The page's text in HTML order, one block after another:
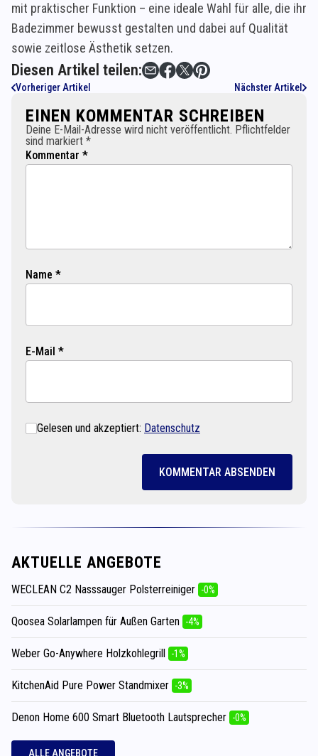
mit praktischer Funktion – eine ideale Wahl für alle, die ihr
Badezimmer bewusst gestalten und dabei auf Qualität
sowie zeitlose Ästhetik setzen.
Diesen Artikel teilen:
Vorheriger Artikel Nächster Artikel
EINEN KOMMENTAR SCHREIBEN
Deine E-Mail-Adresse wird nicht veröffentlicht. Pflichtfelder
sind markiert *
Kommentar *
Name *
E-Mail *
Gelesen und akzeptiert: Datenschutz
KOMMENTAR ABSENDEN
AKTUELLE ANGEBOTE
WECLEAN C2 Nasssauger Polsterreiniger -0%
Qoosea Solarlampen für Außen Garten -4%
Weber Go-Anywhere Holzkohlegrill -1%
KitchenAid Pure Power Standmixer -3%
Denon Home 600 Smart Bluetooth Lautsprecher -0%
ALLE ANGEBOTE